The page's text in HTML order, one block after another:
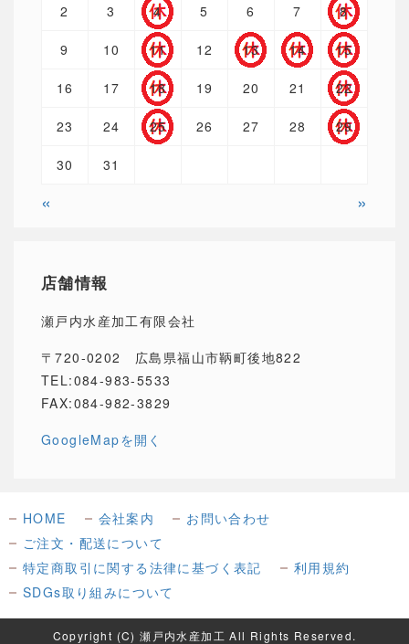
2 3 4 5 6 7 8
9 10 11 12 13 14 15
16 17 18 19 20 21 22
23 24 25 26 27 28 29
30 31
« »
店舗情報
瀬戸内水産加工有限会社
〒720-0202 広島県福山市鞆町後地822
TEL:084-983-5533
FAX:084-982-3829
GoogleMapを開く
HOME 会社案内
お問い合わせ
ご注文・配送について
特定商取引に関する法律に基づく表記
利用規約
SDGs取り組みについて
Copyright (C) 瀬戸内水産加工 All Rights Reserved.